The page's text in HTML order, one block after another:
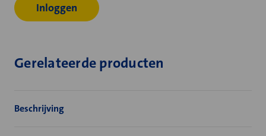
Inloggen
Gerelateerde producten
Beschrijving